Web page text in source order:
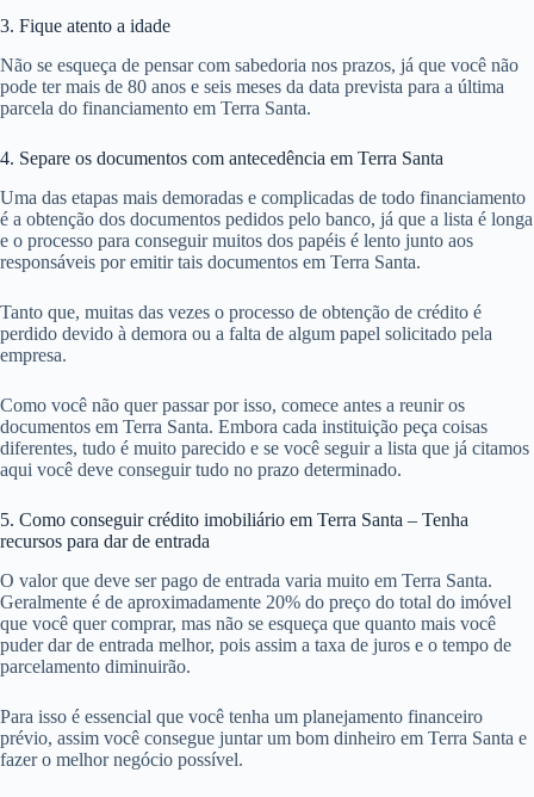
3. Fique atento a idade
Não se esqueça de pensar com sabedoria nos prazos, já que você não
pode ter mais de 80 anos e seis meses da data prevista para a última
parcela do financiamento em Terra Santa.
4. Separe os documentos com antecedência em Terra Santa
Uma das etapas mais demoradas e complicadas de todo financiamento
é a obtenção dos documentos pedidos pelo banco, já que a lista é longa
e o processo para conseguir muitos dos papéis é lento junto aos
responsáveis por emitir tais documentos em Terra Santa.
Tanto que, muitas das vezes o processo de obtenção de crédito é
perdido devido à demora ou a falta de algum papel solicitado pela
empresa.
Como você não quer passar por isso, comece antes a reunir os
documentos em Terra Santa. Embora cada instituição peça coisas
diferentes, tudo é muito parecido e se você seguir a lista que já citamos
aqui você deve conseguir tudo no prazo determinado.
5. Como conseguir crédito imobiliário em Terra Santa – Tenha
recursos para dar de entrada
O valor que deve ser pago de entrada varia muito em Terra Santa.
Geralmente é de aproximadamente 20% do preço do total do imóvel
que você quer comprar, mas não se esqueça que quanto mais você
puder dar de entrada melhor, pois assim a taxa de juros e o tempo de
parcelamento diminuirão.
Para isso é essencial que você tenha um planejamento financeiro
prévio, assim você consegue juntar um bom dinheiro em Terra Santa e
fazer o melhor negócio possível.